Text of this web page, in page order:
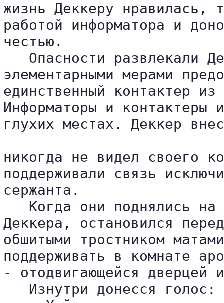
жизнь Деккеру нравилась,
работой информатора и
честью.
Опасности развлекали
элементарными мерами
единственный контактер
Информаторы и контактеры
глухих местах. Деккер
никогда не видел своего
поддерживали связь
сержанта.
Когда они поднялись
Деккера, остановился
обшитыми тростником
поддерживать в комнате
- отодвигающейся дверцей
   Изнутри донесся голос: